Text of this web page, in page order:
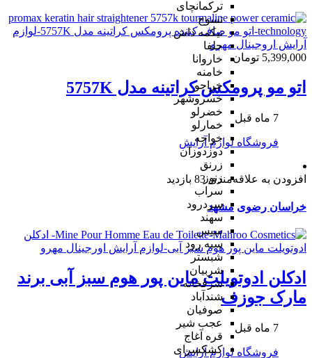
ترکمانچای
تسوج
تیکمه داش
جلفا
خاروانا
خامنه
خراجو
خسروشهر
خضرلو
خمارلو
خواجه
دوزدوزان
زرنق
زنوز
سراب
سردرود
سهند
سیس
سیه رود
شبستر
شربیان
شرفخانه
شندآباد
صوفیان
عجب شیر
قره آغاج
کشکسرای
5,399,000 تومان
اتو مو پرومكس كراتينه مدل 5757K
7 ماه قبل
فروشگاه لوازم آرایش
افزودن به علاقه‌مندی 83 بازدید
خراسان رضوی مشهد
ادكلن ادوتويلت ماين پور هوم سبز آبی برند
مارک جوزف
7 ماه قبل
فروشگاه لوازم آرایش